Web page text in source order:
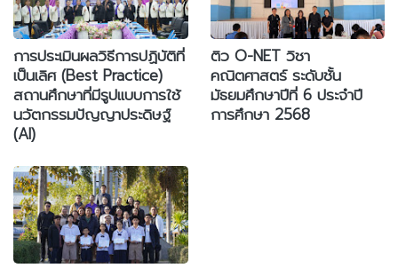
การประเมินผลวิธีการปฏิบัติที่
เป็นเลิศ (Best Practice)
สถานศึกษาที่มีรูปแบบการใช้
นวัตกรรมปัญญาประดิษฐ์
(AI)
ติว O-NET วิชา
คณิตศาสตร์ ระดับชั้น
มัธยมศึกษาปีที่ 6 ประจำปี
การศึกษา 2568